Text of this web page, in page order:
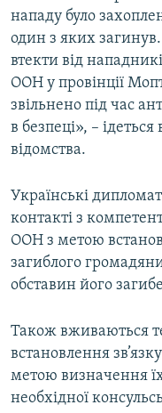
СВІДЧЕННЯ ОКУПАЦІЇ
УКРАЇНСЬКА ПРОБЛЕМА
ІНФОГРАФІКА
Qırımtatar
ДОЛУЧАЙСЯ!
нападу було
один з яких
втекти від
ООН у провінції
звільнено під час
в безпеці», –
відомства.
Українські
контакті з
ООН з метою
загиблого
обставин його
Також вживаються
встановлення
метою визначення
необхідної